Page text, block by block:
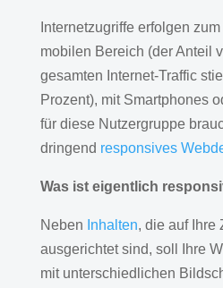
Internetzugriffe erfolgen
mobilen Bereich (der Anteil
gesamten Internet-Traffic
Prozent), mit Smartphones
für diese Nutzergruppe
dringend responsives
Was ist eigentlich
Neben Inhalten, die auf Ihre
ausgerichtet sind, soll Ihre
mit unterschiedlichen